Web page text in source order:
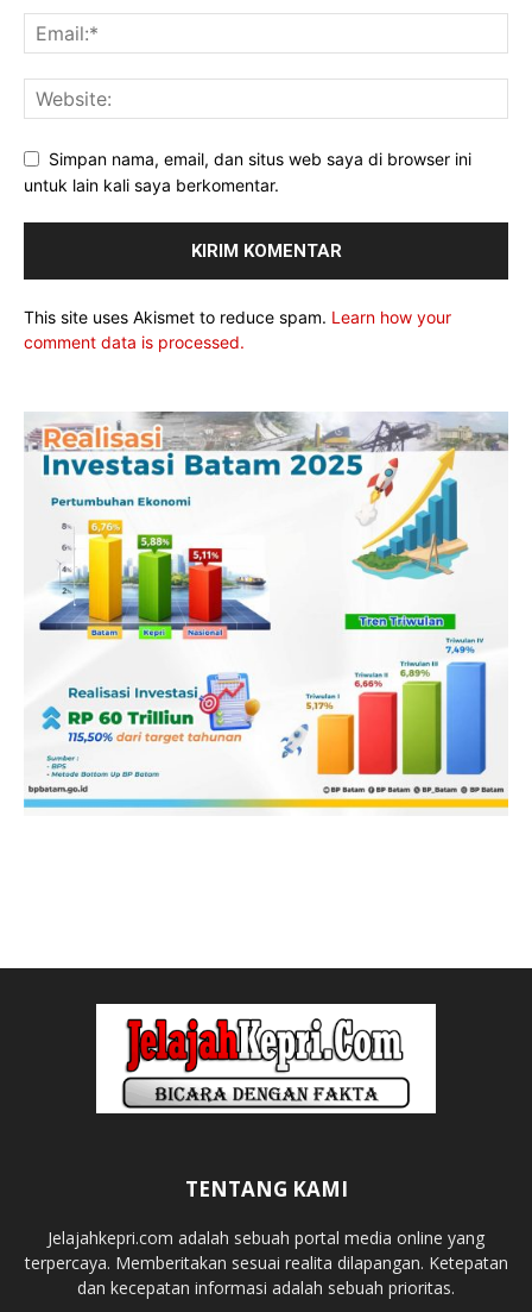
Simpan nama, email, dan situs web saya di browser ini
untuk lain kali saya berkomentar.
This site uses Akismet to reduce spam. Learn how your
comment data is processed.
TENTANG KAMI
Jelajahkepri.com adalah sebuah portal media online yang
terpercaya. Memberitakan sesuai realita dilapangan. Ketepatan
dan kecepatan informasi adalah sebuah prioritas.